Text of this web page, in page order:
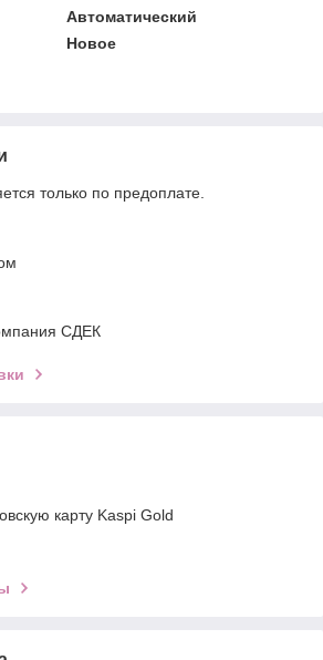
Автоматический
Новое
только по предоплате.
СДЕК
карту Kaspi Gold